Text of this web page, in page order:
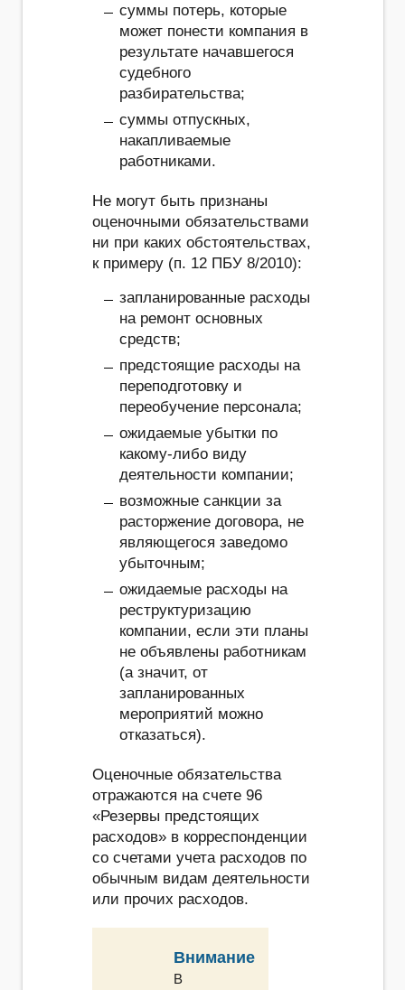
суммы потерь, которые
может понести компания в
результате начавшегося
судебного
разбирательства;
суммы отпускных,
накапливаемые
работниками.
Не могут быть признаны
оценочными обязательствами
ни при каких обстоятельствах,
к примеру (п. 12 ПБУ 8/2010):
запланированные расходы
на ремонт основных
средств;
предстоящие расходы на
переподготовку и
переобучение персонала;
ожидаемые убытки по
какому-либо виду
деятельности компании;
возможные санкции за
расторжение договора, не
являющегося заведомо
убыточным;
ожидаемые расходы на
реструктуризацию
компании, если эти планы
не объявлены работникам
(а значит, от
запланированных
мероприятий можно
отказаться).
Оценочные обязательства
отражаются на счете 96
«Резервы предстоящих
расходов» в корреспонденции
со счетами учета расходов по
обычным видам деятельности
или прочих расходов.
Внимание
В